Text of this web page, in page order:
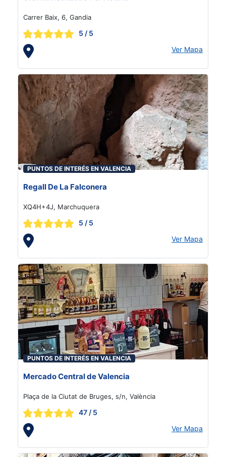
Carrer Baix, 6, Gandia
5 / 5
Ver Mapa
PUNTOS DE INTERÉS EN VALENCIA
Regall De La Falconera
XQ4H+4J, Marchuquera
5 / 5
Ver Mapa
PUNTOS DE INTERÉS EN VALENCIA
Mercado Central de Valencia
Plaça de la Ciutat de Bruges, s/n, València
47 / 5
Ver Mapa